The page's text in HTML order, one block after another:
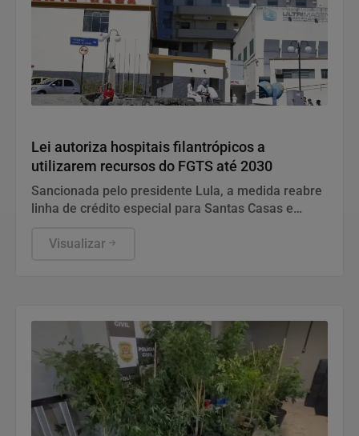
Lei autoriza hospitais filantrópicos a
utilizarem recursos do FGTS até 2030
Sancionada pelo presidente Lula, a medida reabre
linha de crédito especial para Santas Casas e
ao SUS.
Visualizar